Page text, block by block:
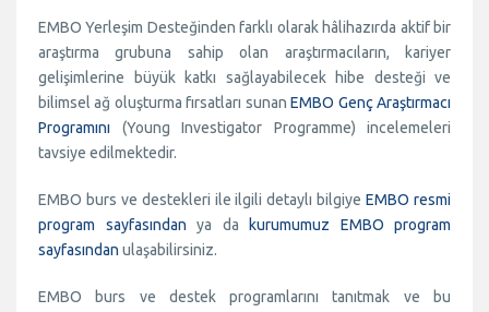
EMBO Yerleşim Desteğinden farklı olarak hâlihazırda aktif bir
araştırma grubuna sahip olan araştırmacıların, kariyer
gelişimlerine büyük katkı sağlayabilecek hibe desteği ve
bilimsel ağ oluşturma fırsatları sunanEMBO Genç Araştırmacı
Programını (Young Investigator Programme) incelemeleri
tavsiye edilmektedir.
EMBO burs ve destekleri ile ilgili detaylı bilgiyeEMBO resmi
program sayfasından ya da
kurumumuz EMBO program
sayfasından ulaşabilirsiniz.
EMBO burs ve destek programlarını tanıtmak ve bu